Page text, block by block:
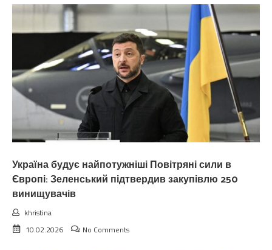
Україна будує найпотужніші Повітряні сили в
Європі: Зеленський підтвердив закупівлю 250
винищувачів
khristina
10.02.2026
No Comments